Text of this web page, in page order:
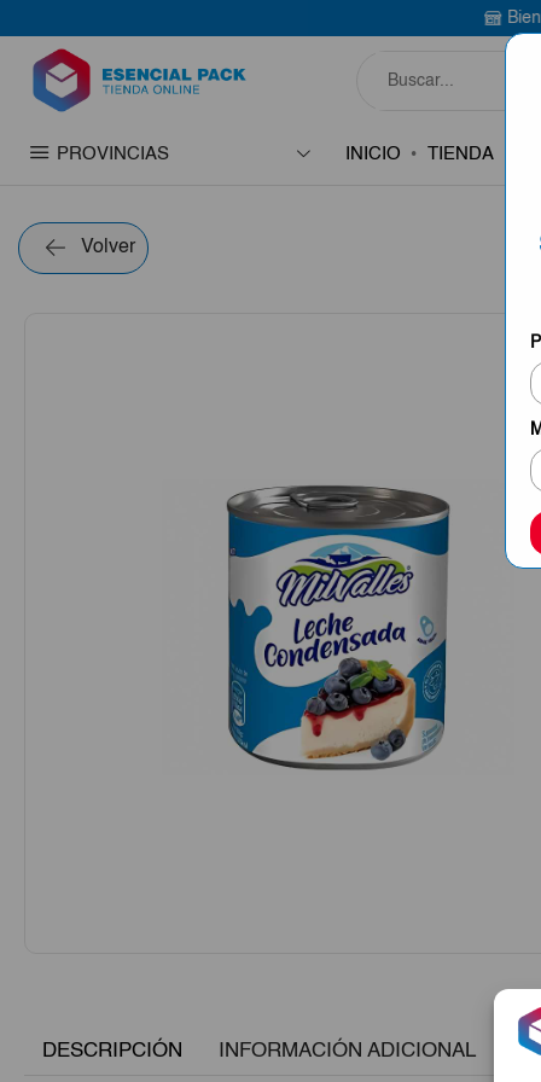
Bienvenido a
PROVINCIAS INICIO TIENDA
Volver
DESCRIPCIÓN INFORMACIÓN ADICIONAL